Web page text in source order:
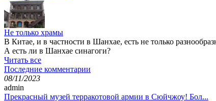
Не только храмы
В Китае, и в частности в Шанхае, есть не только
А есть ли в Шанхае синагоги?
Читать все
Последние комментарии
08/11/2023
admin
Прекрасный музей терракотовой армии в Сюйчжоу! Бол...